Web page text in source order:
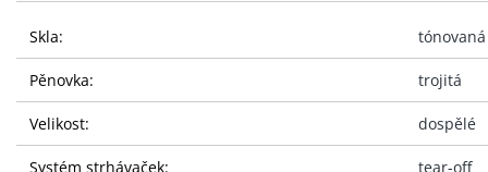
Skla: tónovaná
Pěnovka: trojitá
Velikost: dospělé
Systém strhávaček: tear-off